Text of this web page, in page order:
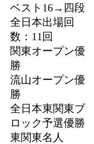
ベスト16→四段
全日本出場回
数：11回
関東オープン優
勝
流山オープン優
勝
全日本東関東ブ
ロック予選優勝
東関東名人